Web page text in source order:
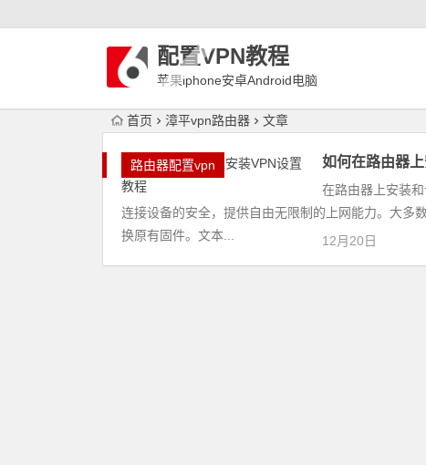
配置VPN教程
苹果iphone安卓Android电脑
首页 漳平vpn路由器 文章
路由器配置vpn 如何在路由器
在路由器上安装
连接设备的安全，提供自由无限制的上网能力。大多
换原有固件。文本...
12月20日